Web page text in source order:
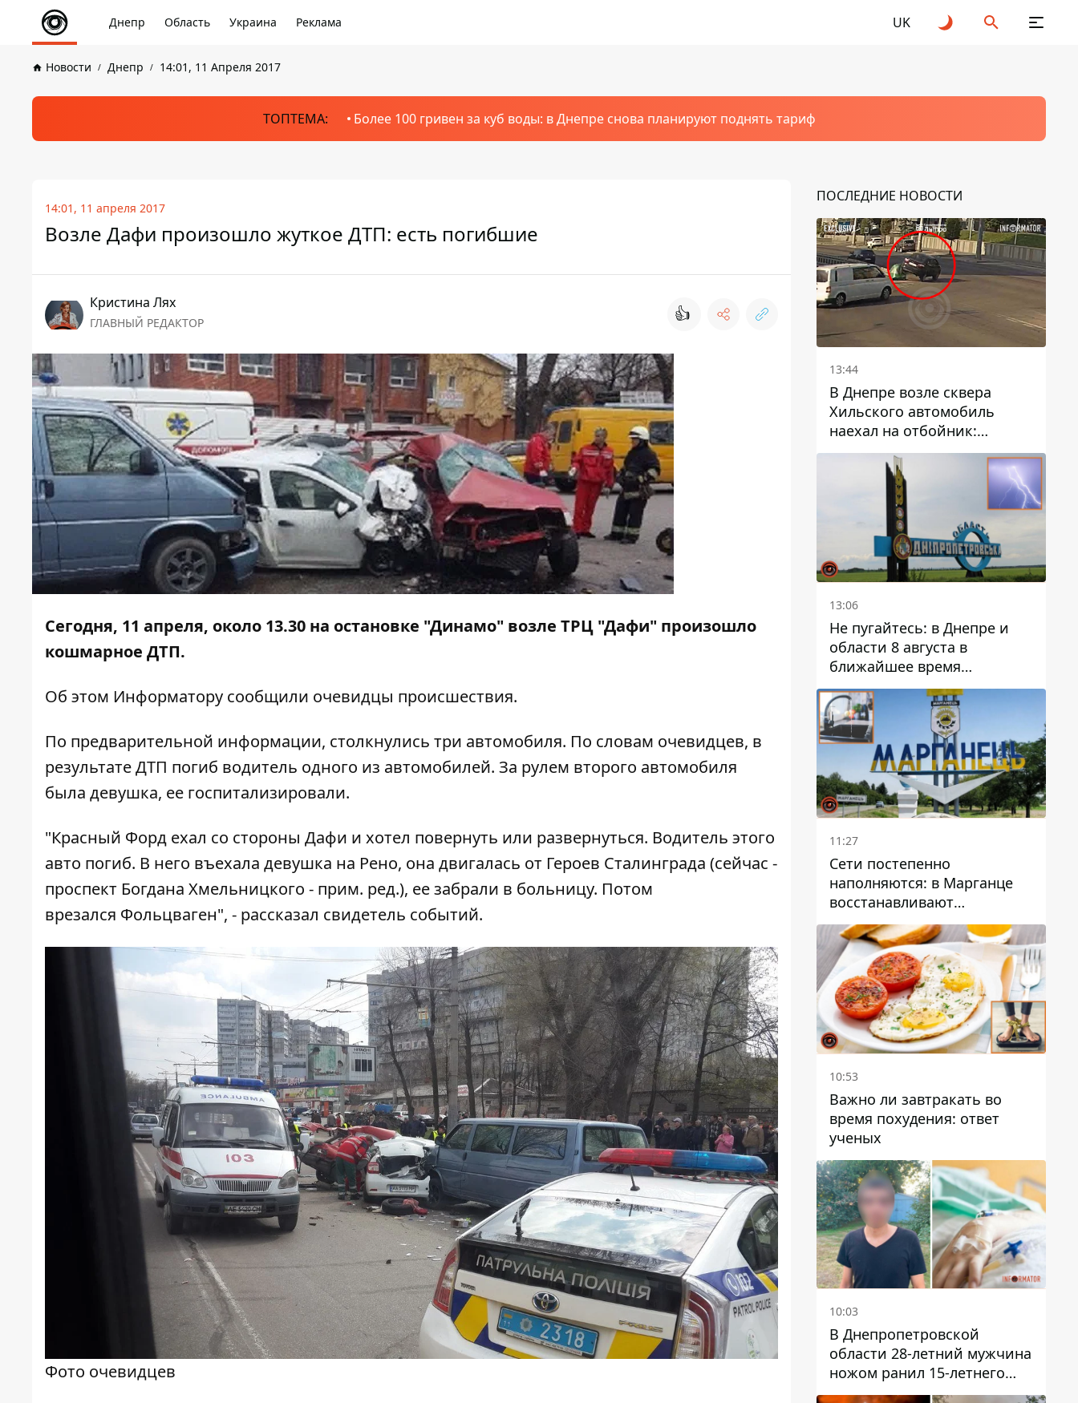
Днепр Область Украина Реклама UK
Новости Днепр 14:01, 11 Апреля 2017
ТОПТЕМА: Более 100 гривен за куб воды: в Днепре снова планируют поднять тариф
14:01, 11 апреля 2017
Возле Дафи произошло жуткое ДТП: есть погибшие
Кристина Лях
ГЛАВНЫЙ РЕДАКТОР 👍
Сегодня, 11 апреля, около 13.30 на остановке "Динамо" возле ТРЦ "Дафи" произошло
кошмарное ДТП.
Об этом Информатору сообщили очевидцы происшествия.
По предварительной информации, столкнулись три автомобиля. По словам очевидцев, в
результате ДТП погиб водитель одного из автомобилей. За рулем второго автомобиля
была девушка, ее госпитализировали.
"Красный Форд ехал со стороны Дафи и хотел повернуть или развернуться. Водитель этого
авто погиб. В него въехала девушка на Рено, она двигалась от Героев Сталинграда (сейчас -
проспект Богдана Хмельницкого - прим. ред.), ее забрали в больницу. Потом
врезался Фольцваген", - рассказал свидетель событий.
Фото очевидцев
ПОСЛЕДНИЕ НОВОСТИ
13:44
В Днепре возле сквера
Хильского автомобиль
наехал на отбойник:
момент происшествия
13:06
Не пугайтесь: в Днепре и
области 8 августа в
ближайшее время
ожидается гроза
11:27
Сети постепенно
наполняются: в Марганце
восстанавливают
водоснабжение
10:53
Важно ли завтракать во
время похудения: ответ
ученых
10:03
В Днепропетровской
области 28-летний мужчина
ножом ранил 15-летнего
парня